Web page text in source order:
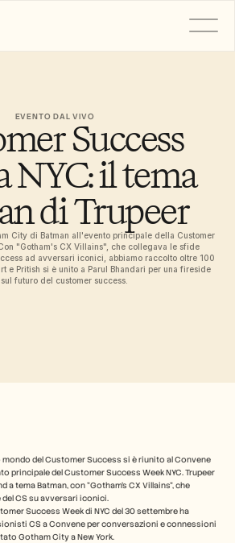
EVENTO DAL VIVOSuccess
NYC: il tema
di Trupeer
City di Batman all'evento principale della Customer
"Gotham's CX Villains", che collegava le sfide
ad avversari iconici, abbiamo raccolto oltre 100
e Pritish si è unito a Parul Bhandari per una fireside
futuro del customer success.
del Customer Success si è riunito al Convene
principale del Customer Success Week NYC. Trupeer
a tema Batman, con "Gotham's CX Villains", che
CS su avversari iconici.
Success Week di NYC del 30 settembre ha
CS a Convene per conversazioni e connessioni
Gotham City a New York.
AI
con